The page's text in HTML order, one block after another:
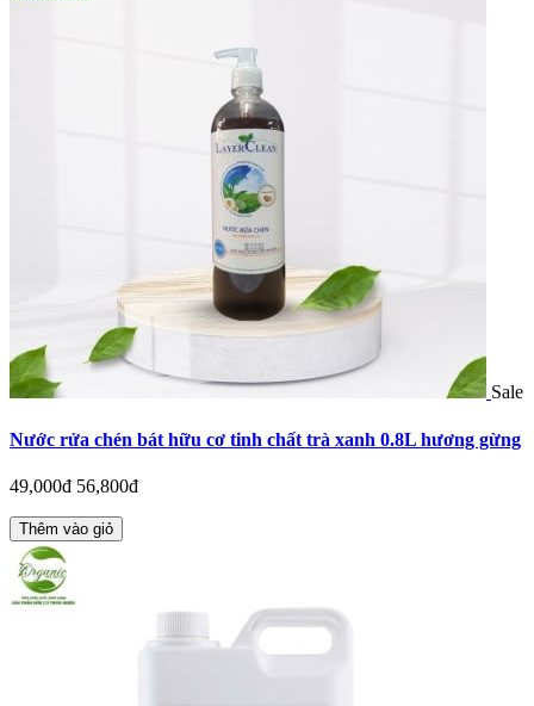
Sale
Nước rửa chén bát hữu cơ tinh chất trà xanh 0.8L hương gừng
49,000đ 56,800đ
Thêm vào giỏ